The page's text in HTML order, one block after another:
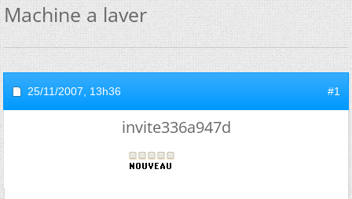
Machine a laver
25/11/2007, 13h36 #1
invite336a947d